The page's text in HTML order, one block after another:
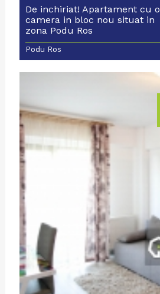
De inchiriat! Apartament cu o
camera in bloc nou situat in
zona Podu Ros
Podu Ros